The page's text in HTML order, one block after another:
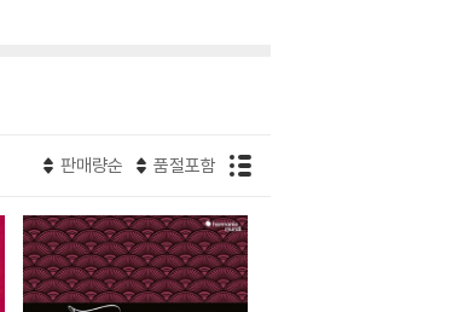
판매량순 품절포함